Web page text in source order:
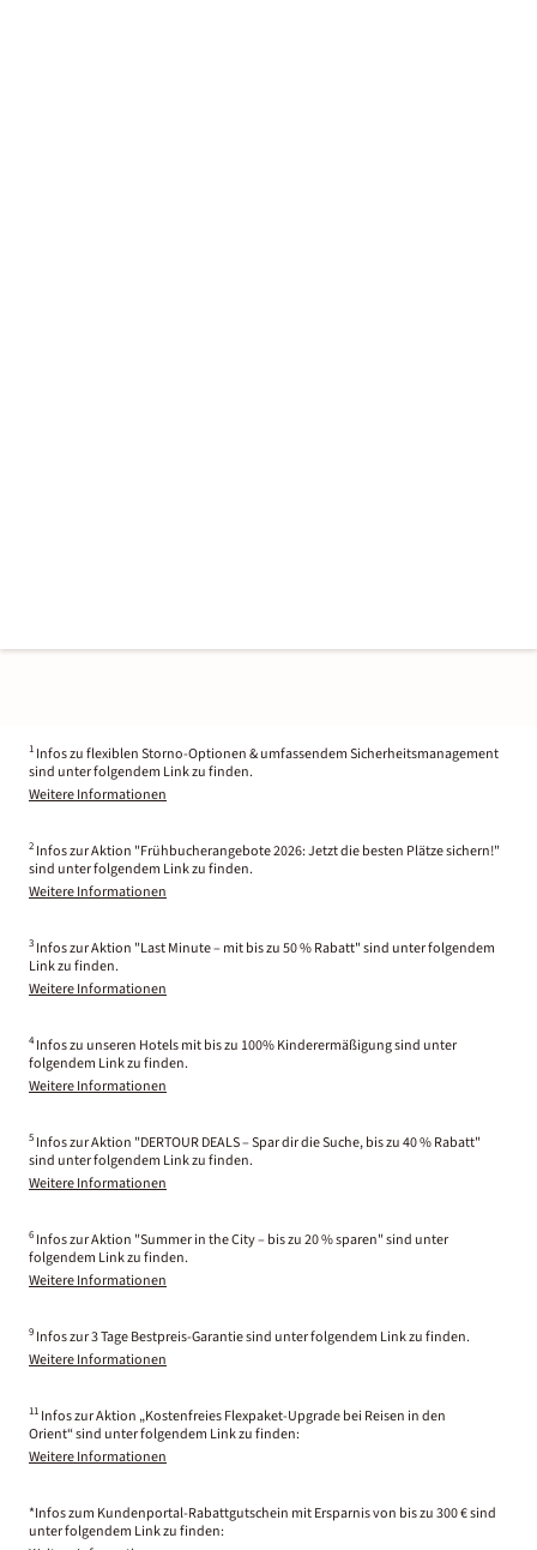
1 Infos zu flexiblen Storno-Optionen & umfassendem Sicherheitsmanagement
sind unter folgendem Link zu finden.
Weitere Informationen
2 Infos zur Aktion "Frühbucherangebote 2026: Jetzt die besten Plätze sichern!"
sind unter folgendem Link zu finden.
Weitere Informationen
3 Infos zur Aktion "Last Minute – mit bis zu 50 % Rabatt" sind unter folgendem
Link zu finden.
Weitere Informationen
4 Infos zu unseren Hotels mit bis zu 100% Kinderermäßigung sind unter
folgendem Link zu finden.
Weitere Informationen
5 Infos zur Aktion "DERTOUR DEALS – Spar dir die Suche, bis zu 40 % Rabatt"
sind unter folgendem Link zu finden.
Weitere Informationen
6 Infos zur Aktion "Summer in the City – bis zu 20 % sparen" sind unter
folgendem Link zu finden.
Weitere Informationen
9 Infos zur 3 Tage Bestpreis-Garantie sind unter folgendem Link zu finden.
Weitere Informationen
11 Infos zur Aktion „Kostenfreies Flexpaket-Upgrade bei Reisen in den
Orient“ sind unter folgendem Link zu finden:
Weitere Informationen
*Infos zum Kundenportal-Rabattgutschein mit Ersparnis von bis zu 300 € sind
unter folgendem Link zu finden: